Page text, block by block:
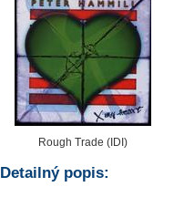
Rough Trade (IDI)
Detailný popis: